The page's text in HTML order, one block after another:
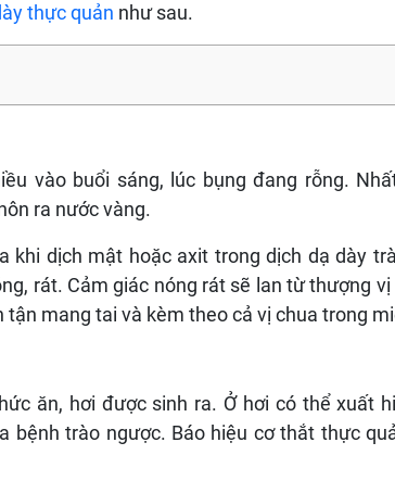
thực quản như sau.
vào buổi sáng, lúc bụng đang rỗng.
ra nước vàng.
khi dịch mật hoặc axit trong dịch dạ dày
rát. Cảm giác nóng rát sẽ lan từ thượng
tận mang tai và kèm theo cả vị chua trong
ăn, hơi được sinh ra. Ở hơi có thể xuất
bệnh trào ngược. Báo hiệu cơ thắt thực